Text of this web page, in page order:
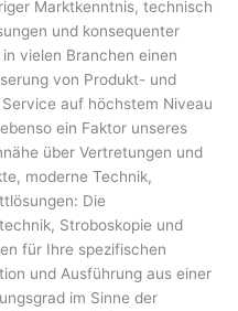
Marktkenntnis, technisch
und konsequenter
vielen Branchen einen
von Produkt- und
auf höchstem Niveau
ein Faktor unseres
über Vertretungen und
moderne Technik,
Die
Stroboskopie und
für Ihre spezifischen
und Ausführung aus einer
im Sinne der